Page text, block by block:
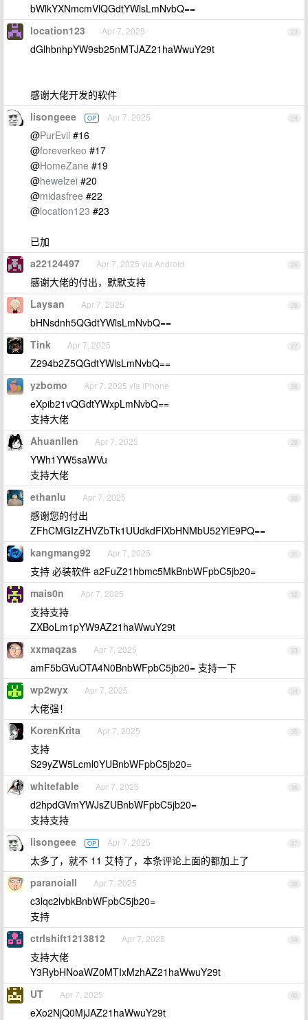
bWlkYXNmcmVlQGdtYWlsLmNvbQ==
23
location123 Apr 7, 2025
dGlhbnhpYW9sb25nMTJAZ21haWwuY29t
感谢大佬开发的软件
24
lisongeee OP Apr 7, 2025
@PurEvil #16
@foreverkeo #17
@HomeZane #19
@hewelzei #20
@midasfree #22
@location123 #23
已加
25
a22124497 Apr 7, 2025 via Android
感谢大佬的付出，默默支持
26
Laysan Apr 7, 2025
bHNsdnh5QGdtYWlsLmNvbQ==
27
Tink Apr 7, 2025
Z294b2Z5QGdtYWlsLmNvbQ==
28
yzbomo Apr 7, 2025 via iPhone
eXpib21vQGdtYWxpLmNvbQ==
支持大佬
29
Ahuanlien Apr 7, 2025
YWh1YW5saWVu
支持大佬
30
ethanlu Apr 7, 2025
感谢您的付出
ZFhCMGIzZHVZbTk1UUdkdFlXbHNMbU52YlE9PQ==
31
kangmang92 Apr 7, 2025
支持 必装软件 a2FuZ21hbmc5MkBnbWFpbC5jb20=
32
mais0n Apr 7, 2025
支持支持
ZXBoLm1pYW9AZ21haWwuY29t
33
xxmaqzas Apr 7, 2025
amF5bGVuOTA4N0BnbWFpbC5jb20= 支持一下
34
wp2wyx Apr 7, 2025
大佬强！
35
KorenKrita Apr 7, 2025
支持
S29yZW5Lcml0YUBnbWFpbC5jb20=
36
whitefable Apr 7, 2025
d2hpdGVmYWJsZUBnbWFpbC5jb20=
支持支持
37
lisongeee OP Apr 7, 2025
太多了，就不 11 艾特了，本条评论上面的都加上了
38
paranoiall Apr 7, 2025
c3lqc2lvbkBnbWFpbC5jb20=
支持
39
ctrlshift1213812 Apr 7, 2025
支持大佬
Y3RybHNoaWZ0MTIxMzhAZ21haWwuY29t
40
UT Apr 7, 2025
eXo2NjQ0MjJAZ21haWwuY29t